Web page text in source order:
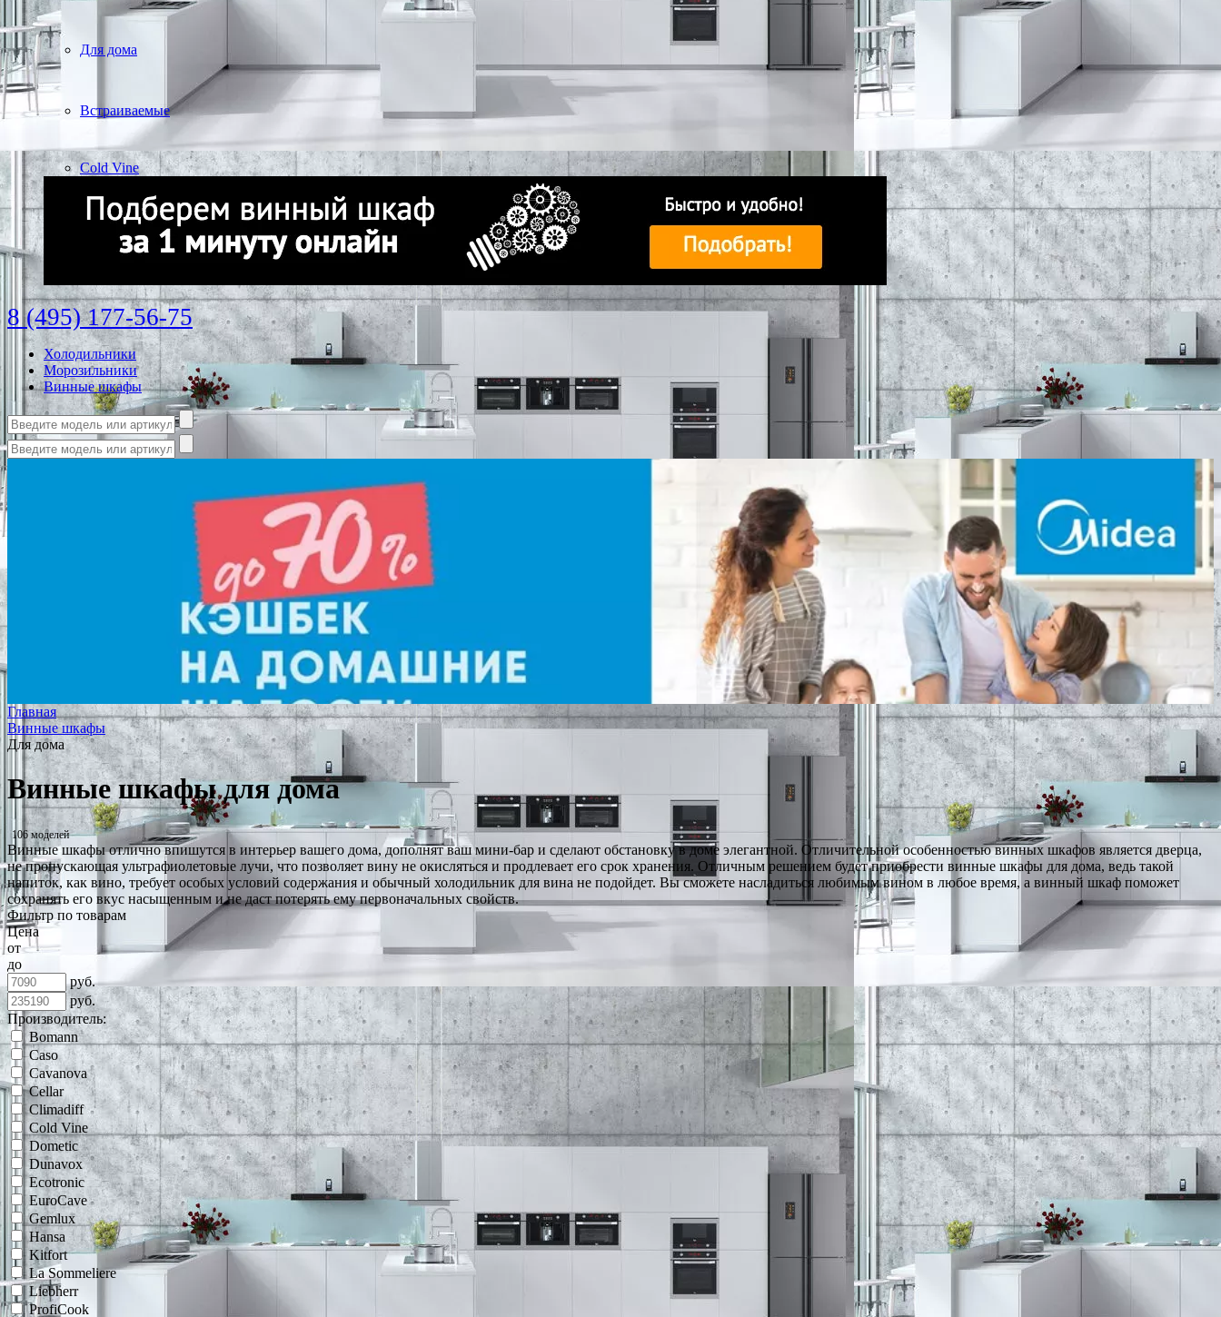
Для дома
Встраиваемые
Cold Vine
8 (495) 177-56-75
Холодильники
Морозильники
Винные шкафы
Главная
Винные шкафы
Для дома
Винные шкафы для дома
106 моделей
Винные шкафы отлично впишутся в интерьер вашего дома, дополнят ваш мини-бар и сделают обстановку в доме элегантной. Отличительной особенностью винных шкафов является дверца,
не пропускающая ультрафиолетовые лучи, что позволяет вину не окисляться и продлевает его срок хранения. Отличным решением будет приобрести винные шкафы для дома, ведь такой
напиток, как вино, требует особых условий содержания и обычный холодильник для вина не подойдет. Вы сможете насладиться любимым вином в любое время, а винный шкаф поможет
сохранять его вкус насыщенным и не даст потерять ему первоначальных свойств.
Фильтр по товарам
Цена
от
до
руб.
руб.
Производитель:
Bomann
Caso
Cavanova
Cellar
Climadiff
Cold Vine
Dometic
Dunavox
Ecotronic
EuroCave
Gemlux
Hansa
Kitfort
La Sommeliere
Liebherr
ProfiCook